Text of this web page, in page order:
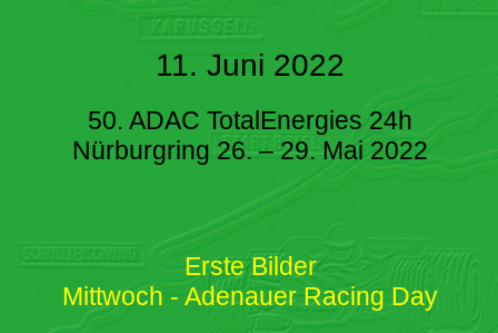
11. Juni 2022
50. ADAC TotalEnergies 24h
Nürburgring 26. – 29. Mai 2022
Erste Bilder
Mittwoch - Adenauer Racing Day